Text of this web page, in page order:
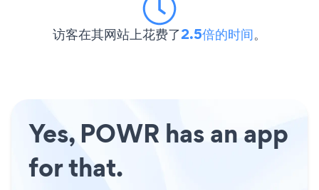
访客在其网站上花费了2.5倍的时间。
Yes, POWR has an app
for that.